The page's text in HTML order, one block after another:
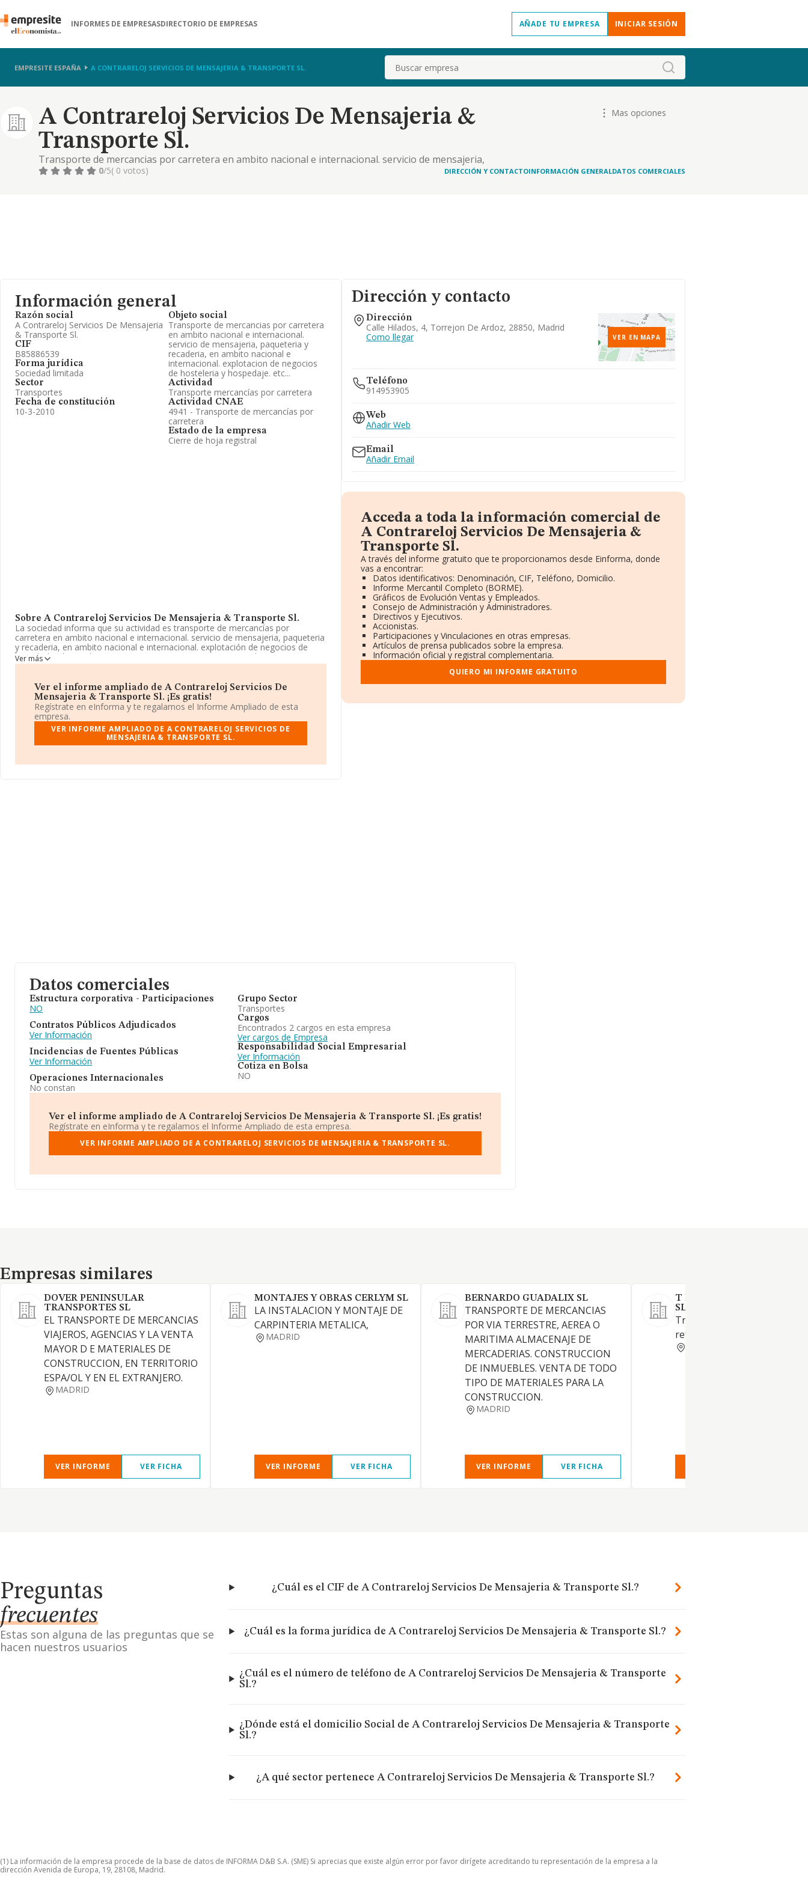
INFORMES DE EMPRESASDIRECTORIO DE EMPRESAS AÑADE TU EMPRESA INICIAR SESIÓN
EMPRESITE ESPAÑA A CONTRARELOJ SERVICIOS DE MENSAJERIA & TRANSPORTE SL. Buscar
A Contrareloj Servicios De Mensajeria &
Transporte Sl.
Transporte de mercancias por carretera en ambito nacional e internacional. servicio de mensajeria,
paqueteria y recaderia, en ambito nacional e internacional. explotacion de negocios de hosteleria y
Mas opciones
0/5( 0 votos) DIRECCIÓN Y CONTACTOINFORMACIÓN GENERALDATOS COMERCIALES
Información general
Razón social
A Contrareloj Servicios De Mensajeria
& Transporte Sl.
CIF
B85886539
Forma jurídica
Sociedad limitada
Sector
Transportes
Fecha de constitución
10-3-2010
Objeto social
Transporte de mercancias por carretera
en ambito nacional e internacional.
servicio de mensajeria, paqueteria y
recaderia, en ambito nacional e
internacional. explotacion de negocios
de hosteleria y hospedaje. etc...
Actividad
Transporte mercancías por carretera
Actividad CNAE
4941 - Transporte de mercancías por
carretera
Estado de la empresa
Cierre de hoja registral
Sobre A Contrareloj Servicios De Mensajeria & Transporte Sl.
La sociedad informa que su actividad es transporte de mercancías por
carretera en ambito nacional e internacional. servicio de mensajeria, paqueteria
y recaderia, en ambito nacional e internacional. explotación de negocios de
hostelería y hospedaje. etc.. La empresa aparece inscrita en el Registro
Mercantil como Sociedad Limitada. Tiene CNAE: 4941 - 'Transporte de
exteriores.
Para llamar las oficinas se puede hacer a través del número 914953905.
La empresaA Contrareloj Servicios de Mensajeria & Transporte S.L, con
CIF B85886539, tiene su domicilio social establecido en Calle Hilados Pq.
Cataluña núm. 4, (28850), Torrejón De Ardoz, Madrid.
Con los datos a disposición de INFORMA sobre 62.013 empresas
Ver más
Ver el informe ampliado de A Contrareloj Servicios De
Mensajeria & Transporte Sl. ¡Es gratis!
Regístrate en eInforma y te regalamos el Informe Ampliado de esta
empresa.
VER INFORME AMPLIADO DE A CONTRARELOJ SERVICIOS DE
MENSAJERIA & TRANSPORTE SL.
Dirección y contacto
Dirección
Calle Hilados, 4, Torrejon De Ardoz, 28850, Madrid
Como llegar
VER EN MAPA
Teléfono
914953905
Web
Añadir Web
Email
Añadir Email
Acceda a toda la información comercial de
A Contrareloj Servicios De Mensajeria &
Transporte Sl.
A través del informe gratuito que te proporcionamos desde Einforma, donde
vas a encontrar:
Datos identificativos: Denominación, CIF, Teléfono, Domicilio.
Informe Mercantil Completo (BORME).
Gráficos de Evolución Ventas y Empleados.
Consejo de Administración y Administradores.
Directivos y Ejecutivos.
Accionistas.
Participaciones y Vinculaciones en otras empresas.
Artículos de prensa publicados sobre la empresa.
Información oficial y registral complementaria.
QUIERO MI INFORME GRATUITO
Datos comerciales
Estructura corporativa - Participaciones
NO
Contratos Públicos Adjudicados
Ver Información
Incidencias de Fuentes Públicas
Ver Información
Operaciones Internacionales
No constan
Grupo Sector
Transportes
Cargos
Encontrados 2 cargos en esta empresa
Ver cargos de Empresa
Responsabilidad Social Empresarial
Ver Información
Cotiza en Bolsa
NO
Ver el informe ampliado de A Contrareloj Servicios De Mensajeria & Transporte Sl. ¡Es gratis!
Regístrate en eInforma y te regalamos el Informe Ampliado de esta empresa.
VER INFORME AMPLIADO DE A CONTRARELOJ SERVICIOS DE MENSAJERIA & TRANSPORTE SL.
Empresas similares
Empresas similares
DOVER PENINSULAR
TRANSPORTES SL
EL TRANSPORTE DE MERCANCIAS
VIAJEROS, AGENCIAS Y LA VENTA
MAYOR D E MATERIALES DE
CONSTRUCCION, EN TERRITORIO
ESPA/OL Y EN EL EXTRANJERO.
MADRID
VER INFORME VER FICHA
MONTAJES Y OBRAS CERLYM SL
LA INSTALACION Y MONTAJE DE
CARPINTERIA METALICA,
MADRID
VER INFORME VER FICHA
BERNARDO GUADALIX SL
TRANSPORTE DE MERCANCIAS
POR VIA TERRESTRE, AEREA O
MARITIMA ALMACENAJE DE
MERCADERIAS. CONSTRUCCION
DE INMUEBLES. VENTA DE TODO
TIPO DE MATERIALES PARA LA
CONSTRUCCION.
MADRID
VER INFORME VER FICHA
T N L SERVICIOS Y
SL
Transporte de mercancías
refrigeradas y carga general.
Preguntas
frecuentes
Estas son alguna de las preguntas que se
hacen nuestros usuarios
¿Cuál es el CIF de A Contrareloj Servicios De Mensajeria & Transporte Sl.?
¿Cuál es la forma jurídica de A Contrareloj Servicios De Mensajeria & Transporte Sl.?
¿Cuál es el número de teléfono de A Contrareloj Servicios De Mensajeria & Transporte
Sl.?
¿Dónde está el domicilio Social de A Contrareloj Servicios De Mensajeria & Transporte
Sl.?
¿A qué sector pertenece A Contrareloj Servicios De Mensajeria & Transporte Sl.?
(1) La información de la empresa procede de la base de datos de INFORMA D&B S.A. (SME) Si aprecias que existe algún error por favor dirígete acreditando tu representación de la empresa a la
dirección Avenida de Europa, 19, 28108, Madrid.